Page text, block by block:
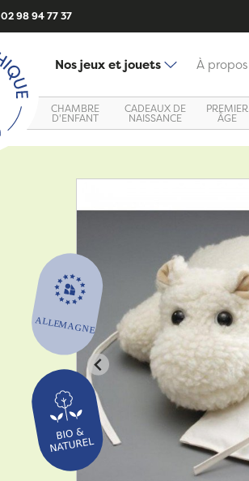
02 98 94 77 37
Nos jeux et jouets À propos
CHAMBRE
D'ENFANT
CADEAUX DE
NAISSANCE
PREMIER
ÂGE